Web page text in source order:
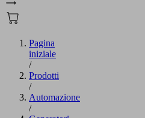
Pagina
iniziale
/
Prodotti
/
Automazione
/